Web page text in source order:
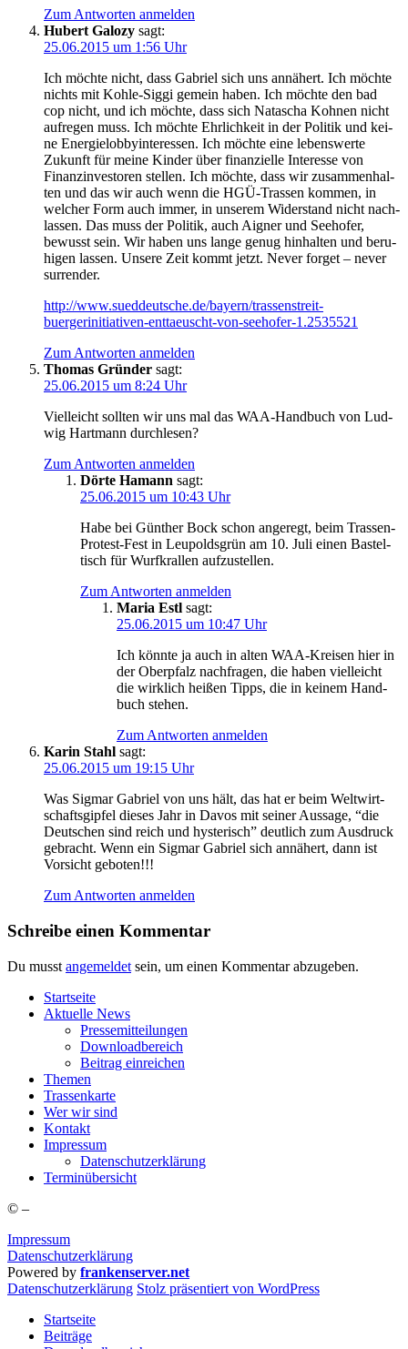
Zum Antworten anmelden
Hubert Galozy sagt:
25.06.2015 um 1:56 Uhr
Ich möch­te nicht, dass Gabri­el sich uns annä­hert. Ich möch­te
nichts mit Koh­le-Sig­gi gemein haben. Ich möch­te den bad
cop nicht, und ich möch­te, dass sich Nata­scha Koh­nen nicht
auf­re­gen muss. Ich möch­te Ehr­lich­keit in der Poli­tik und kei­
ne Ener­gie­lob­by­in­ter­es­sen. Ich möch­te eine lebens­wer­te
Zukunft für mei­ne Kin­der über finan­zi­el­le Inter­es­se von
Finanz­in­ves­to­ren stel­len. Ich möch­te, dass wir zusam­men­hal­
ten und das wir auch wenn die HGÜ-Tras­sen kom­men, in
wel­cher Form auch immer, in unse­rem Wider­stand nicht nach­
las­sen. Das muss der Poli­tik, auch Aigner und See­ho­fer,
bewusst sein. Wir haben uns lan­ge genug hin­hal­ten und beru­
hi­gen las­sen. Unse­re Zeit kommt jetzt. Never for­get – never
surrender.
http://www.sueddeutsche.de/bayern/trassenstreit-
buergerinitiativen-enttaeuscht-von-seehofer‑1.2535521
Zum Antworten anmelden
Thomas Gründer sagt:
25.06.2015 um 8:24 Uhr
Viel­leicht soll­ten wir uns mal das WAA-Hand­buch von Lud­
wig Hart­mann durchlesen?
Zum Antworten anmelden
Dörte Hamann sagt:
25.06.2015 um 10:43 Uhr
Habe bei Gün­ther Bock schon ange­regt, beim Tras­sen-
Pro­test-Fest in Leu­polds­grün am 10. Juli einen Bas­tel­
tisch für Wurf­kral­len aufzustellen.
Zum Antworten anmelden
Maria Estl sagt:
25.06.2015 um 10:47 Uhr
Ich könn­te ja auch in alten WAA-Krei­sen hier in
der Ober­pfalz nach­fra­gen, die haben viel­leicht
die wirk­lich hei­ßen Tipps, die in kei­nem Hand­
buch stehen.
Zum Antworten anmelden
Karin Stahl sagt:
25.06.2015 um 19:15 Uhr
Was Sig­mar Gabri­el von uns hält, das hat er beim Welt­wirt­
schafts­gip­fel die­ses Jahr in Davos mit sei­ner Aus­sa­ge, “die
Deut­schen sind reich und hys­te­risch” deut­lich zum Aus­druck
gebracht. Wenn ein Sig­mar Gabri­el sich annä­hert, dann ist
Vor­sicht geboten!!!
Zum Antworten anmelden
Schreibe einen Kommentar
Du musst angemeldet sein, um einen Kommentar abzugeben.
Start­sei­te
Aktu­el­le News
Pres­se­mit­tei­lun­gen
Down­load­be­reich
Bei­trag einreichen
The­men
Tras­sen­kar­te
Wer wir sind
Kon­takt
Impres­sum
Daten­schutz­er­klä­rung
Ter­min­über­sicht
© –
Impressum
Datenschutzerklärung
Powered by frankenserver.net
Daten­schutz­er­klä­rung Stolz präsentiert von WordPress
Startseite
Beiträge